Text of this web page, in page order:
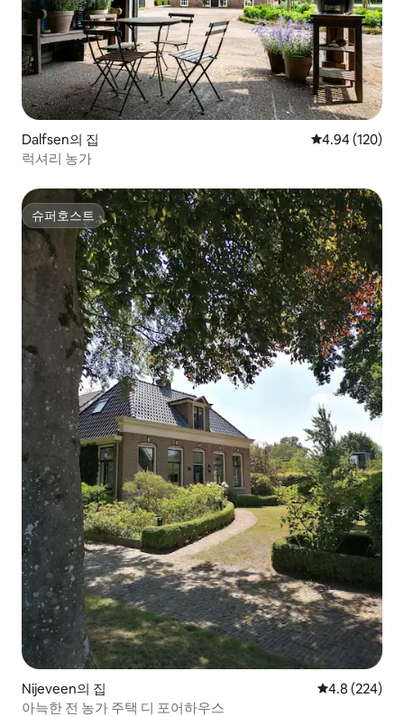
Dalfsen의 집 평점 4.94점(5
4.94 (120)
럭셔리 농가
슈퍼호스트
슈퍼호스트
Nijeveen의 집 평점 4.8점(5
4.8 (224)
아늑한 전 농가 주택 디 포어하우스